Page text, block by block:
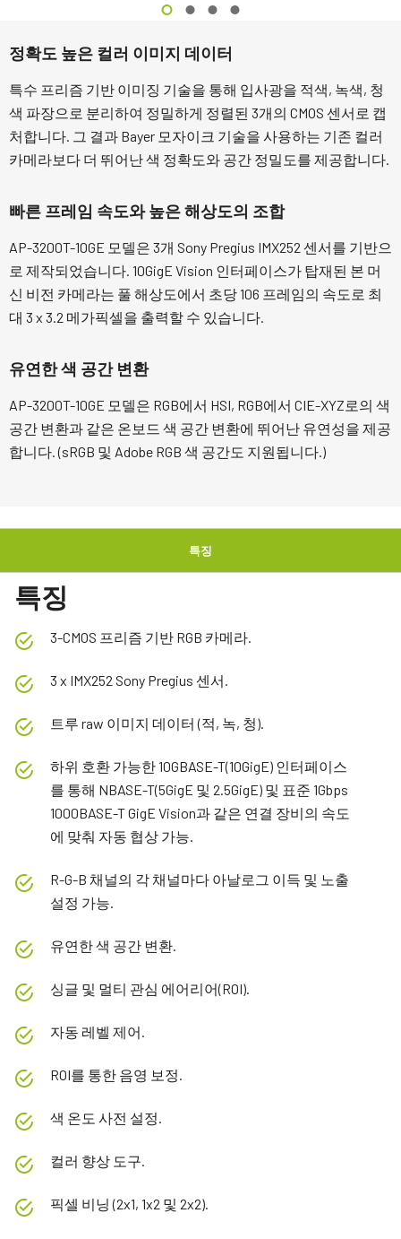
정확도 높은 컬러 이미지 데이터
특수 프리즘 기반 이미징 기술을 통해 입사광을 적색, 녹색, 청
색 파장으로 분리하여 정밀하게 정렬된 3개의 CMOS 센서로 캡
처합니다. 그 결과 Bayer 모자이크 기술을 사용하는 기존 컬러
카메라보다 더 뛰어난 색 정확도와 공간 정밀도를 제공합니다.
빠른 프레임 속도와 높은 해상도의 조합
AP-3200T-10GE 모델은 3개 Sony Pregius IMX252 센서를 기반으
로 제작되었습니다. 10GigE Vision 인터페이스가 탑재된 본 머
신 비전 카메라는 풀 해상도에서 초당 106 프레임의 속도로 최
대 3 x 3.2 메가픽셀을 출력할 수 있습니다.
유연한 색 공간 변환
AP-3200T-10GE 모델은 RGB에서 HSI, RGB에서 CIE-XYZ로의 색
공간 변환과 같은 온보드 색 공간 변환에 뛰어난 유연성을 제공
합니다. (sRGB 및 Adobe RGB 색 공간도 지원됩니다.)
특징
특징
3-CMOS 프리즘 기반 RGB 카메라.
3 x IMX252 Sony Pregius 센서.
트루 raw 이미지 데이터 (적, 녹, 청).
하위 호환 가능한 10GBASE-T(10GigE) 인터페이스
를 통해 NBASE-T(5GigE 및 2.5GigE) 및 표준 1Gbps
1000BASE-T GigE Vision과 같은 연결 장비의 속도
에 맞춰 자동 협상 가능.
R-G-B 채널의 각 채널마다 아날로그 이득 및 노출
설정 가능.
유연한 색 공간 변환.
싱글 및 멀티 관심 에어리어(ROI).
자동 레벨 제어.
ROI를 통한 음영 보정.
색 온도 사전 설정.
컬러 향상 도구.
픽셀 비닝 (2x1, 1x2 및 2x2).